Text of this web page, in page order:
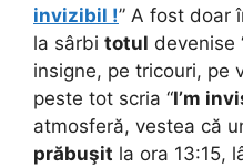
invizibil !” A fost doar
la sârbi totul devenise
insigne, pe tricouri, pe
peste tot scria “I’m
atmosferă, vestea că
prăbuşit la ora 13:15,